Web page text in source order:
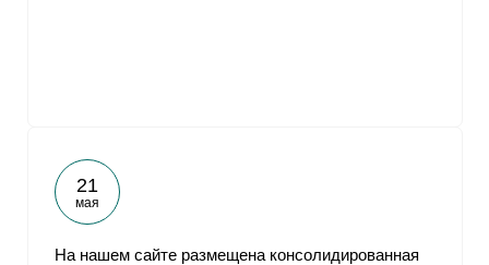
21
мая
На нашем сайте размещена консолидированная